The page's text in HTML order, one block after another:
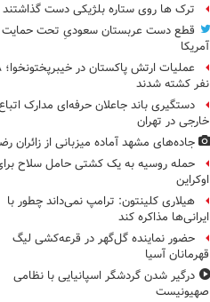
ترک ها روی ستاره بلژیکی دست گذاشتند
قطع دست عربستان سعودیِ تحت حمایت
آمریکا
عملیات
نفر کشته شدند
دستگیری باند جاعلان حرفه‌ای مدارک
خارجی در تهران
جاده‌های مشهد آماده میزبانی از زائران
حمله روسیه به یک کشتی حامل سلاح
اوکراین
هیلاری کلینتون: ترامپ نمی‌داند چطور با
ایرانی‌ها مذاکره کند
حضور نماینده گل‌گهر در قرعه‌کشی لیگ
قهرمانان آسیا
درگیر شدن گردشگر اسپانیایی با نظامی
صهیونیست